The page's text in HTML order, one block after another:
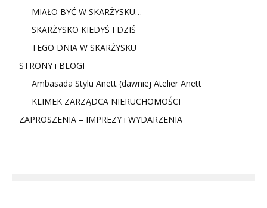
MIAŁO BYĆ W SKARŻYSKU…
SKARŻYSKO KIEDYŚ I DZIŚ
TEGO DNIA W SKARŻYSKU
STRONY i BLOGI
Ambasada Stylu Anett (dawniej Atelier Anett
KLIMEK ZARZĄDCA NIERUCHOMOŚCI
ZAPROSZENIA – IMPREZY i WYDARZENIA